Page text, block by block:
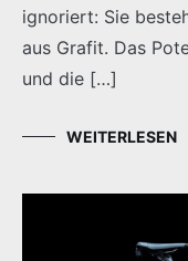
ignoriert: Sie
aus Grafit. Das
und die […]
WEITERLESEN